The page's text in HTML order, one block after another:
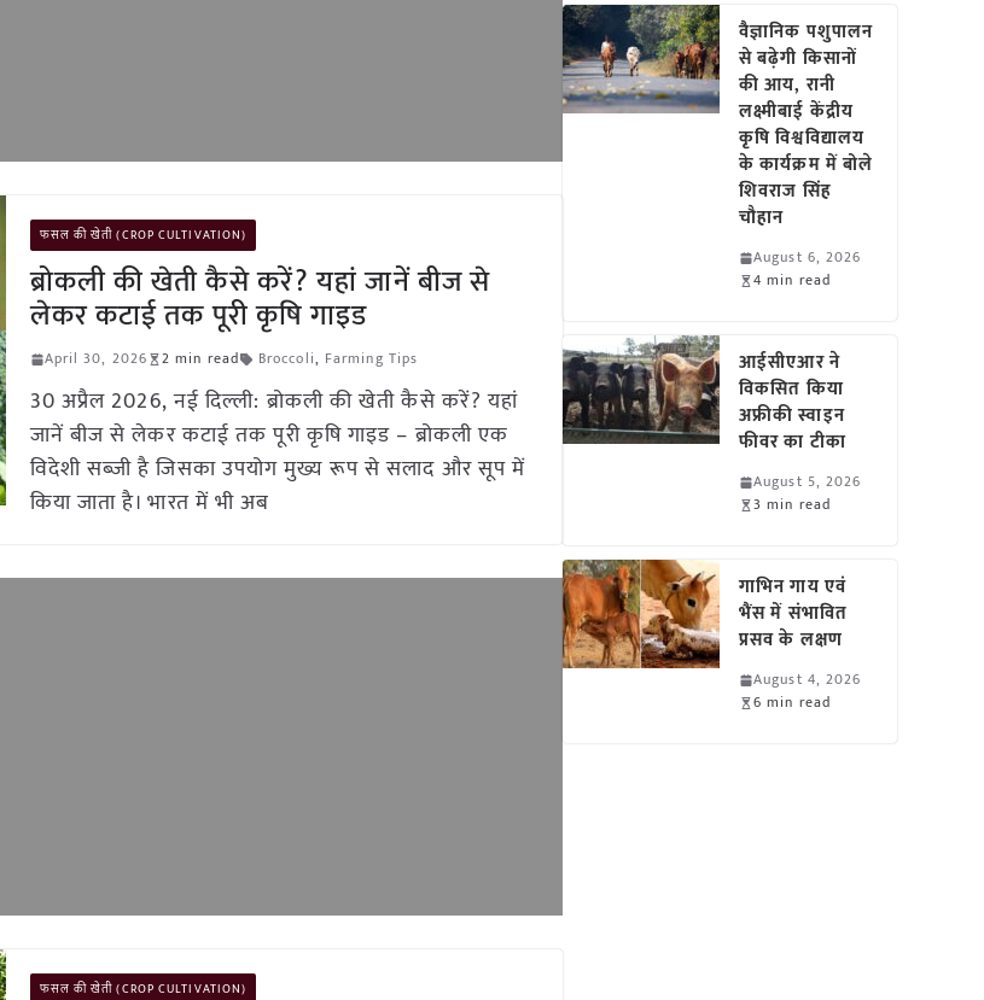
फसल की खेती (CROP CULTIVATION)
ब्रोकली की खेती कैसे करें? यहां जानें बीज से
लेकर कटाई तक पूरी कृषि गाइड
April 30, 2026 2 min read Broccoli, Farming Tips
30 अप्रैल 2026, नई दिल्ली: ब्रोकली की खेती कैसे करें? यहां
जानें बीज से लेकर कटाई तक पूरी कृषि गाइड – ब्रोकली एक
विदेशी सब्जी है जिसका उपयोग मुख्य रूप से सलाद और सूप में
किया जाता है। भारत में भी अब
फसल की खेती (CROP CULTIVATION)
वैज्ञानिक पशुपालन
से बढ़ेगी किसानों
की आय, रानी
लक्ष्मीबाई केंद्रीय
कृषि विश्वविद्यालय
के कार्यक्रम में बोले
शिवराज सिंह
चौहान
August 6, 2026
4 min read
आईसीएआर ने
विकसित किया
अफ्रीकी स्वाइन
फीवर का टीका
August 5, 2026
3 min read
गाभिन गाय एवं
भैंस में संभावित
प्रसव के लक्षण
August 4, 2026
6 min read